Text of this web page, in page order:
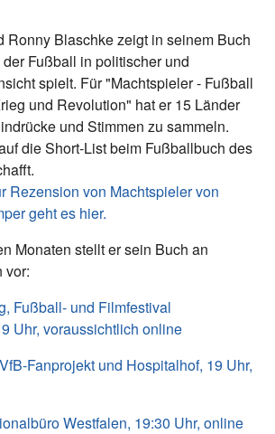
Ronny Blaschke zeigt in seinem Buch
Fußball in politischer und
spielt. Für "Machtspieler - Fußball
und Revolution" hat er 15 Länder
und Stimmen zu sammeln.
die Short-List beim Fußballbuch des
Rezension von Machtspieler von
geht es hier.
Monaten stellt er sein Buch an
vor:
Fußball- und Filmfestival
Uhr, voraussichtlich online
Fanprojekt und Hospitalhof, 19 Uhr,
Westfalen, 19:30 Uhr, online